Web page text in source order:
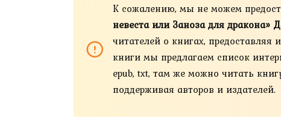
К сожалению, мы не можем
невеста или Заноза для дракона»
читателей о книгах,
книги мы предлагаем список
epub, txt, там же можно читать
поддерживая авторов и издателей.